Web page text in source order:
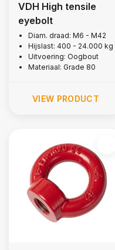
VDH High tensile
eyebolt
Diam. draad: M6 - M42
Hijslast: 400 - 24.000 kg
Uitvoering: Oogbout
Materiaal: Grade 80
VIEW PRODUCT